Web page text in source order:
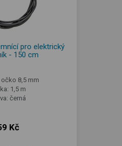
pro elektrický
- 150 cm
očko 8,5 mm
1,5 m
černá
Kč